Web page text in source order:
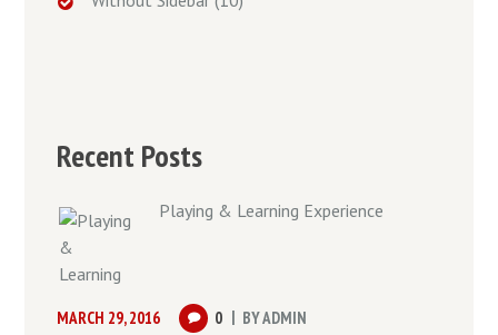
Recent Posts
Playing & Learning Experience
MARCH 29, 2016 0 BYADMIN